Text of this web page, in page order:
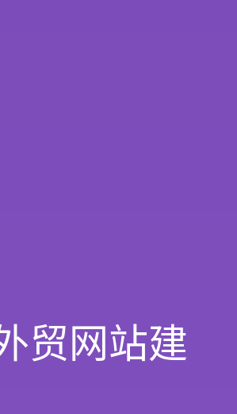
贸网站建